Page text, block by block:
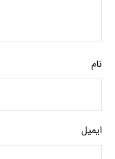
نام
ایمیل